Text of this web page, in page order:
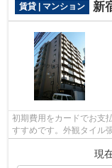
賃貸 | マンション 新
初期費用をカードでお支
すすめです。外観タイル
現